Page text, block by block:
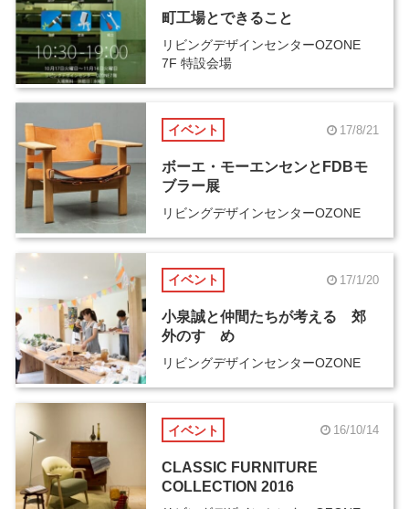
町工場とできること
リビングデザインセンターOZONE
7F 特設会場
イベント 17/8/21
ボーエ・モーエンセンとFDBモ
ブラー展
リビングデザインセンターOZONE
イベント 17/1/20
小泉誠と仲間たちが考える 郊
外のすゝめ
リビングデザインセンターOZONE
イベント 16/10/14
CLASSIC FURNITURE
COLLECTION 2016